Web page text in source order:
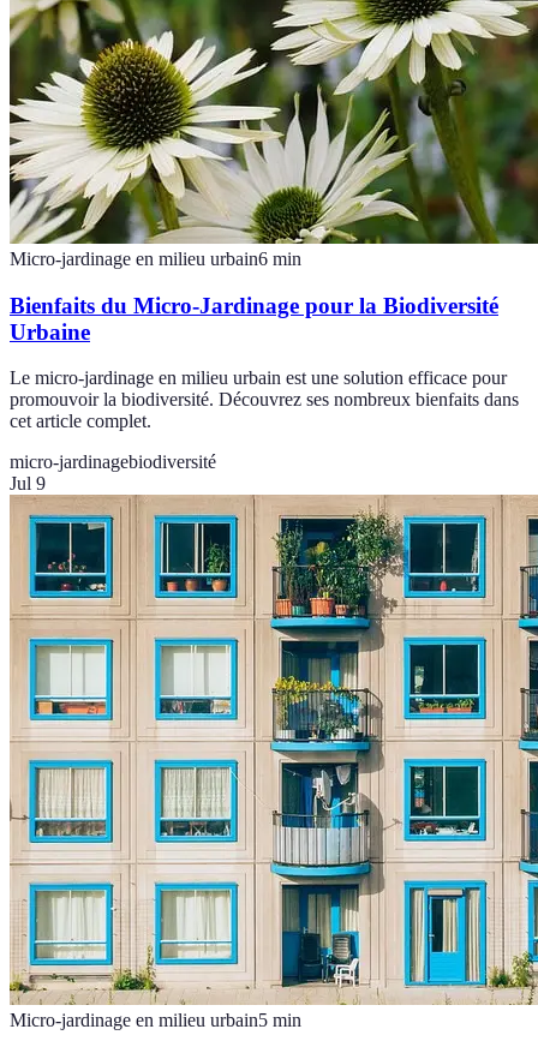
Micro-jardinage en milieu urbain6 min
Bienfaits du Micro-Jardinage pour la Biodiversité
Urbaine
Le micro-jardinage en milieu urbain est une solution efficace pour
promouvoir la biodiversité. Découvrez ses nombreux bienfaits dans
cet article complet.
micro-jardinagebiodiversité
Jul 9
Micro-jardinage en milieu urbain5 min